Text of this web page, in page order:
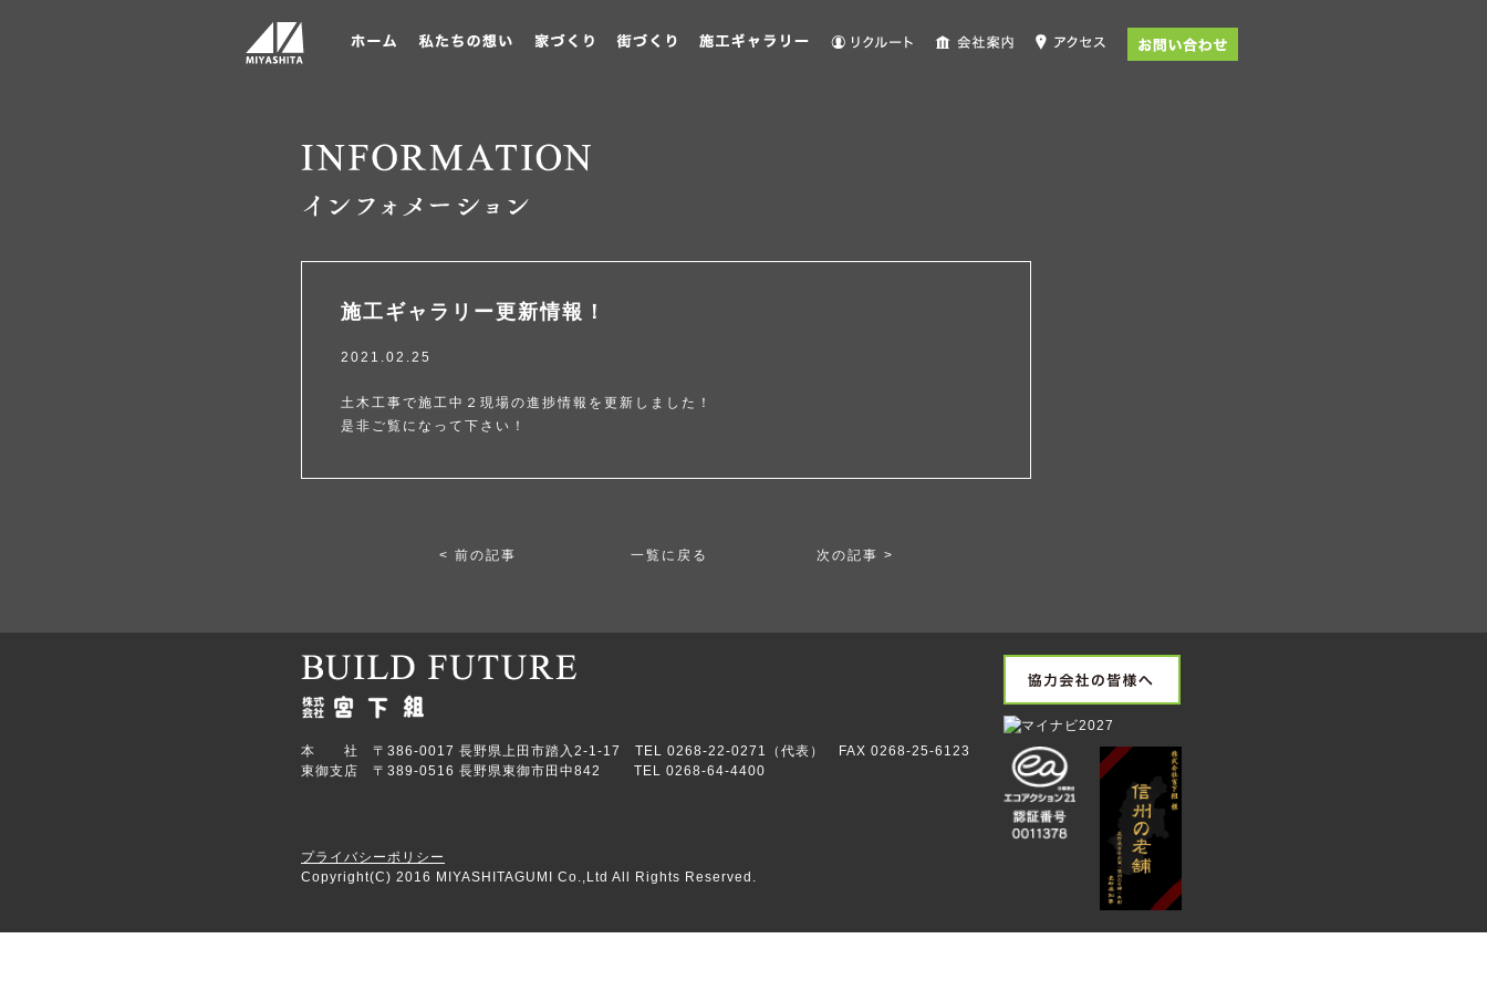
施工ギャラリー更新情報！
2021.02.25
土木工事で施工中２現場の進捗情報を更新しました！
是非ご覧になって下さい！
< 前の記事 一覧に戻る 次の記事 >
本 社 〒386-0017 長野県上田市踏入2-1-17 TEL 0268-22-0271（代表） FAX 0268-25-6123
東御支店 〒389-0516 長野県東御市田中842 TEL 0268-64-4400
プライバシーポリシー
Copyright(C) 2016 MIYASHITAGUMI Co.,Ltd All Rights Reserved.